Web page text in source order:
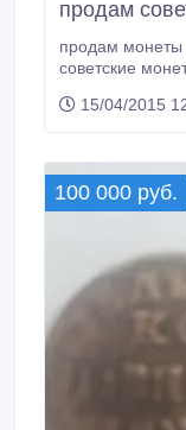
продам
продам монеты
советские
15/04/2015
100 000 руб.